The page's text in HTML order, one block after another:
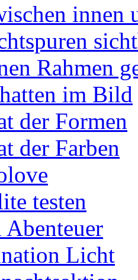
innen
Rahmen
im Bild
der Formen
der Farben
testen
Licht